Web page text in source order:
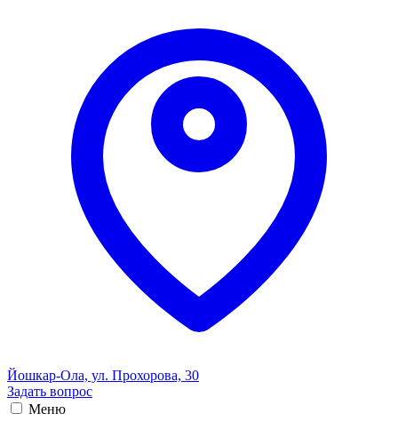
Йошкар-Ола, ул. Прохорова, 30
Задать вопрос
Меню